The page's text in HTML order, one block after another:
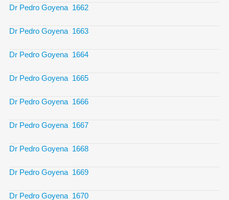
Dr Pedro Goyena 1662
Dr Pedro Goyena 1663
Dr Pedro Goyena 1664
Dr Pedro Goyena 1665
Dr Pedro Goyena 1666
Dr Pedro Goyena 1667
Dr Pedro Goyena 1668
Dr Pedro Goyena 1669
Dr Pedro Goyena 1670